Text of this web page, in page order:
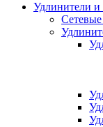
Удлинители и